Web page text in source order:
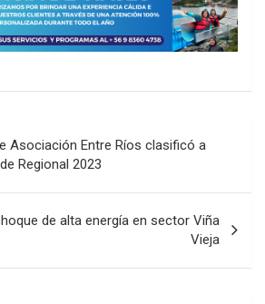
Asociación Entre Ríos clasificó a
Regional 2023
de alta energía en sector Viña
Vieja